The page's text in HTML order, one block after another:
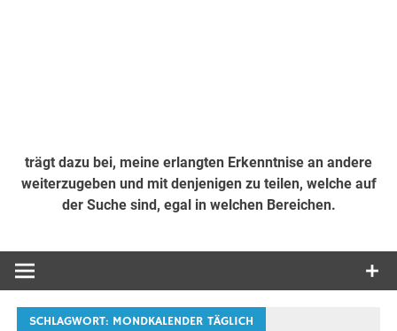
trägt dazu bei, meine erlangten Erkenntnise an andere
weiterzugeben und mit denjenigen zu teilen, welche auf
der Suche sind, egal in welchen Bereichen.
SCHLAGWORT: MONDKALENDER TÄGLICH